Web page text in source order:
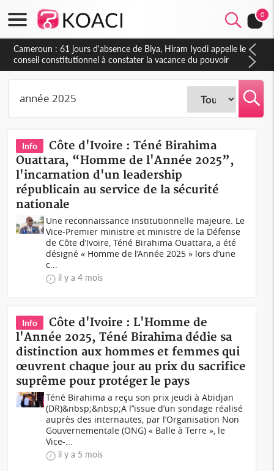
0
Info
Côte d'Ivoire : Téné Birahima
Ouattara, “Homme de l'Année 2025”,
l'incarnation d'un leadership
républicain au service de la sécurité
nationale
Une reconnaissance institutionnelle majeure. Le
Vice-Premier ministre et ministre de la Défense
de Côte d’Ivoire, Téné Birahima Ouattara, a été
désigné « Homme de l’Année 2025 » lors d’une
c...
il y a 4 mois
Info
Côte d'Ivoire : L'Homme de
l'Année 2025, Téné Birahima dédie sa
distinction aux hommes et femmes qui
œuvrent chaque jour au prix du sacrifice
suprême pour protéger le pays
Téné Birahima a reçu son prix jeudi à Abidjan
(DR)&nbsp;&nbsp;A l’’issue d’un sondage réalisé
auprès des internautes, par l’Organisation Non
Gouvernementale (ONG) « Balle à Terre », le
Vice-...
il y a 5 mois